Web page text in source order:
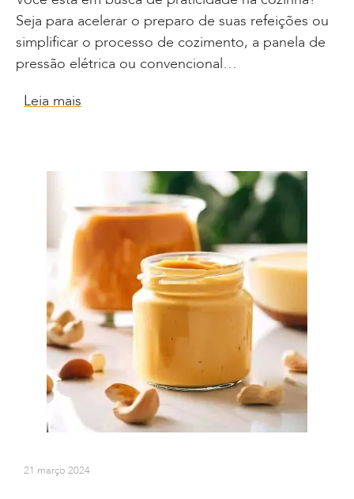
Seja para acelerar o preparo de suas refeições ou
simplificar o processo de cozimento, a panela de
pressão elétrica ou convencional…
Leia mais
21 março 2024